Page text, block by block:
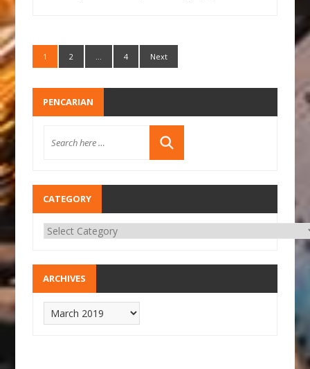
1 2 … 4 Next
PENCARIAN
CATEGORY
ARCHIVES